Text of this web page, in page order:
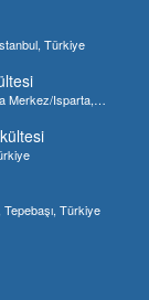
Türkiye
Merkez/Isparta,
Türkiye